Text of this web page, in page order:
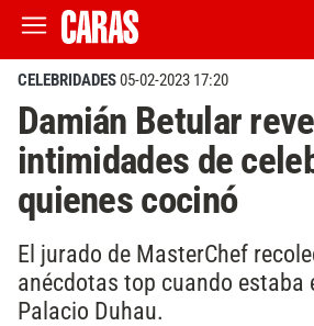
CELEBRIDADES05-02-2023 17:20
Damián Betular
intimidades de
quienes cocinó
El jurado de MasterChef
anécdotas top cuando estaba
Palacio Duhau.